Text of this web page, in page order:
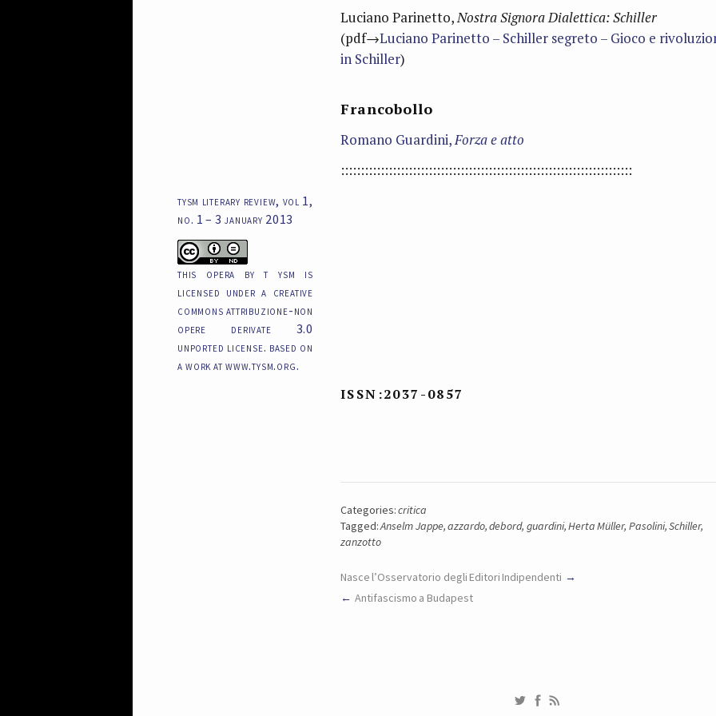
Luciano Parinetto,Nostra Signora Dialettica: Schiller
(pdf→Luciano Parinetto – Schiller segreto – Gioco e
in Schiller)
Francobollo
Romano Guardini,Forza e atto
:::::::::::::::::::::::::::::::::::::::::::::::::::::::::::::::::::::::::
tysm literary review, vol 1,
no. 1 – 3 january 2013
this opera by t ysm is
licensed under a creative
commons attribuzione-non
opere derivate 3.0
unported license. based on
a work at www.tysm.org.
ISSN:2037-0857
Categories:critica
Tagged:Anselm Jappe,azzardo,debord, guardini,Herta Müller, Pasolini,Schiller,
zanzotto
Nasce l’Osservatorio degli Editori Indipendenti
Antifascismo a Budapest